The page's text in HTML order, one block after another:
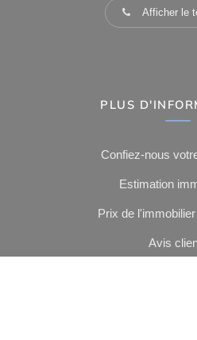
Afficher le
PLUS
Confiez-nous
Estimation
Prix de
Avis